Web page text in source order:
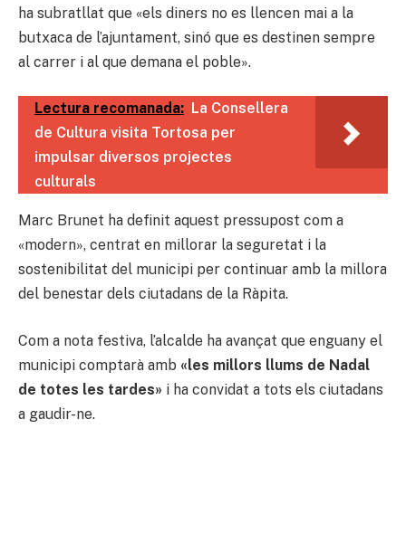
ha subratllat que «els diners no es llencen mai a la
butxaca de l’ajuntament, sinó que es destinen sempre
al carrer i al que demana el poble».
Lectura recomanada: La Consellera
de Cultura visita Tortosa per
impulsar diversos projectes
culturals
Marc Brunet ha definit aquest pressupost com a
«modern», centrat en millorar la seguretat i la
sostenibilitat del municipi per continuar amb la millora
del benestar dels ciutadans de la Ràpita.
Com a nota festiva, l’alcalde ha avançat que enguany el
municipi comptarà amb «les millors llums de Nadal
de totes les tardes» i ha convidat a tots els ciutadans
a gaudir-ne.